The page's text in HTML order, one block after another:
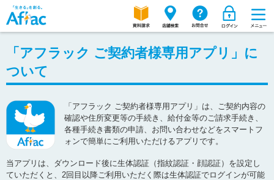
「アフラック ご契約者様専用アプリ」に
ついて
「アフラック ご契約者様専用アプリ」は、ご契約内容の
確認や住所変更等の手続き、給付金等のご請求手続き、
各種手続き書類の申請、お問い合わせなどをスマートフ
ォンで簡単にご利用いただけるアプリです。
当アプリは、ダウンロード後に生体認証（指紋認証・顔認証）を設定し
ていただくと、2回目以降ご利用いただく際は生体認証でログインが可能